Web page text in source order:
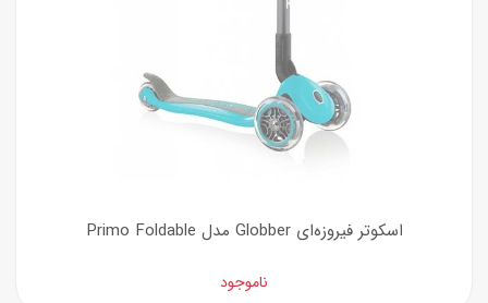
اسکوتر فیروزه‌ای Globber مدل Primo Foldable
ناموجود